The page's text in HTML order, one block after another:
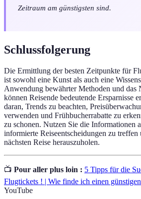
Zeitraum am günstigsten sind.
Schlussfolgerung
Die Ermittlung der besten Zeitpunkte für
ist sowohl eine Kunst als auch eine
Anwendung bewährter Methoden und das
können Reisende bedeutende Ersparnisse
daran, Trends zu beachten,
verwenden und Frühbucherrabatte zu
zu schonen. Nutzen Sie die Informationen
informierte Reiseentscheidungen zu treffen
nächsten Reise herauszuholen.
📺 Pour aller plus loin : 5 Tipps für die
Flugtickets ! | Wie finde ich einen
YouTube